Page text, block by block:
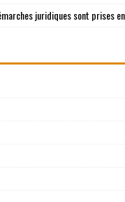
juridiques sont prises